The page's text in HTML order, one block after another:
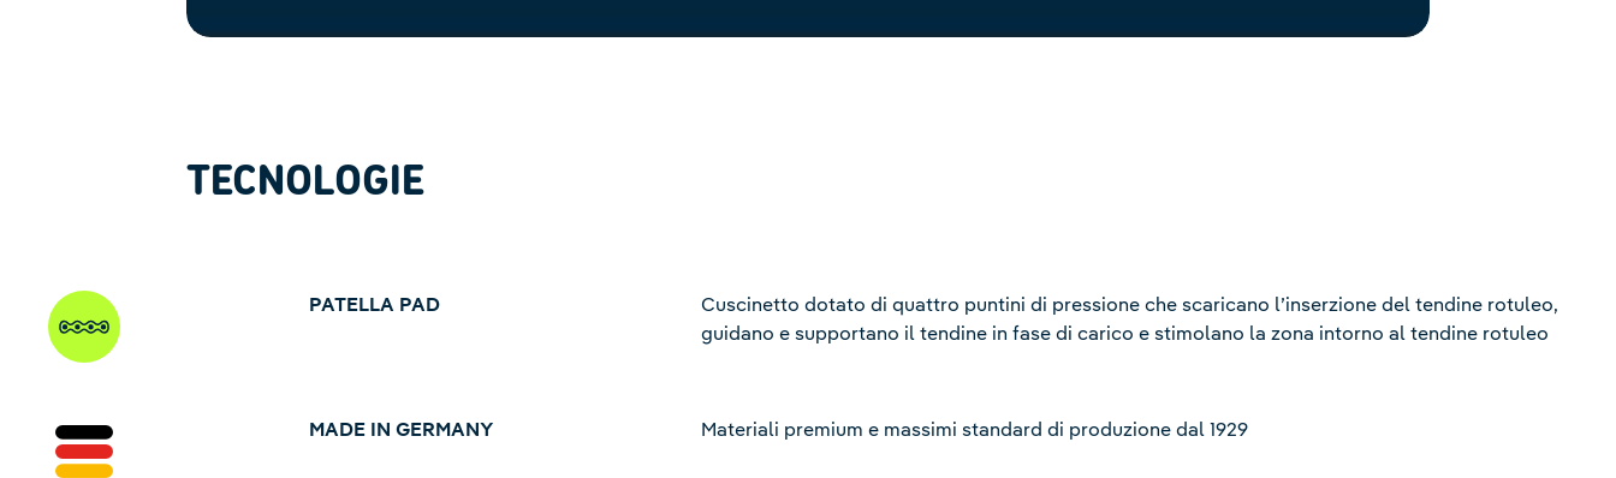
TECNOLOGIE
PATELLA PAD
Cuscinetto dotato di quattro puntini di pressione che scaricano l’inserzione del tendine rotuleo,
guidano e supportano il tendine in fase di carico e stimolano la zona intorno al tendine rotuleo
MADE IN GERMANY Materiali premium e massimi standard di produzione dal 1929